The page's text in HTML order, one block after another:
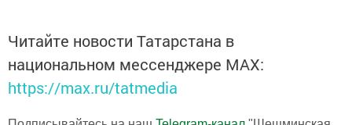
Читайте новости Татарстана в
национальном мессенджере MАХ:
https://max.ru/tatmedia